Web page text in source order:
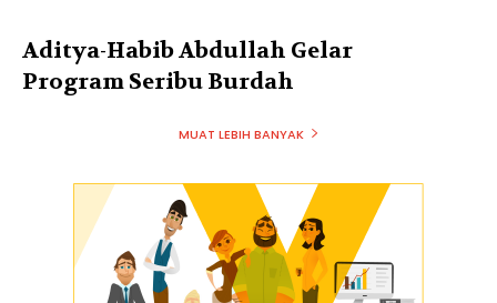
Aditya-Habib Abdullah Gelar
Program Seribu Burdah
MUAT LEBIH BANYAK